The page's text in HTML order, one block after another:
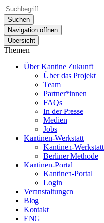
Suchen
Navigation öffnen
Übersicht
Themen
Über Kantine Zukunft
Über das Projekt
Team
Partner*innen
FAQs
In der Presse
Medien
Jobs
Kantinen-Werkstatt
Kantinen-Werkstatt
Berliner Methode
Kantinen-Portal
Kantinen-Portal
Login
Veranstaltungen
Blog
Kontakt
ENG